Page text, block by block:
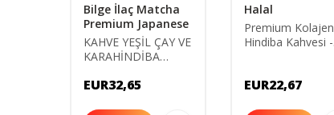
Bilge İlaç Matcha
Premium Japanese
KAHVE YEŞİL ÇAY VE
KARAHİNDİBA
EUR32,65
Halal
Premium Kolajen
Hindiba Kahvesi -
EUR22,67